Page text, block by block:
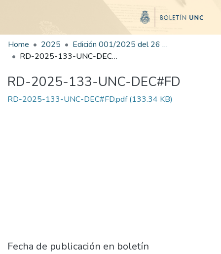
Home 2025
Edición 001/2025 del 26 de mayo de 2025
RD-2025-133-UNC-DEC#FD
RD-2025-133-UNC-DEC#FD
RD-2025-133-UNC-DEC#FD.pdf(133.34 KB)
Fecha de publicación en boletín